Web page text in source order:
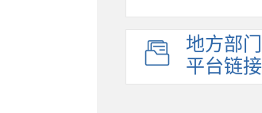
地方部门
平台链接